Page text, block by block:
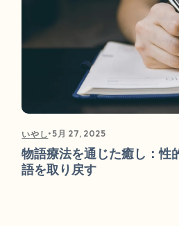
いやし• 5月 27, 2025
物語療法を通じた癒し：性
語を取り戻す